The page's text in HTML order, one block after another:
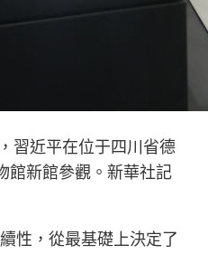
習近平在位于四川省德
館新館參觀。新華社記
性，從最基礎上決定了